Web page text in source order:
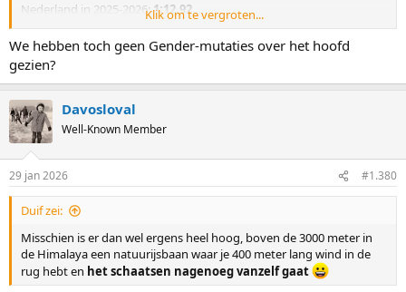
Nederland in 2025-2026:1:12.92
Buitenland in 2025-2026:1:13.42
Klik om te vergroten...
We hebben toch geen Gender-mutaties over het hoofd
gezien?
Davosloval
Well-Known Member
29 jan 2026 #1.380
Duif zei:
Misschien is er dan wel ergens heel hoog, boven de 3000 meter in
de Himalaya een natuurijsbaan waar je 400 meter lang wind in de
rug hebt en het schaatsen nagenoeg vanzelf gaat